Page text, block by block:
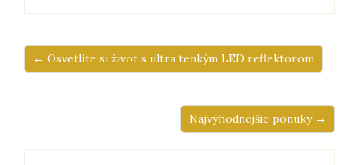
← Osvetlite si život s ultra tenkým LED reflektorom
Najvýhodnejšie ponuky →